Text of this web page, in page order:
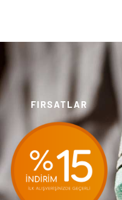
FIRSATLAR